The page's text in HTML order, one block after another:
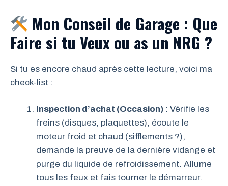
Mon Conseil de Garage : Que
Faire si tu Veux ou as un NRG ?
Si tu es encore chaud après cette lecture, voici ma
check-list :
Inspection d’achat (Occasion) : Vérifie les
freins (disques, plaquettes), écoute le
moteur froid et chaud (sifflements ?),
demande la preuve de la dernière vidange et
purge du liquide de refroidissement. Allume
tous les feux et fais tourner le démarreur.